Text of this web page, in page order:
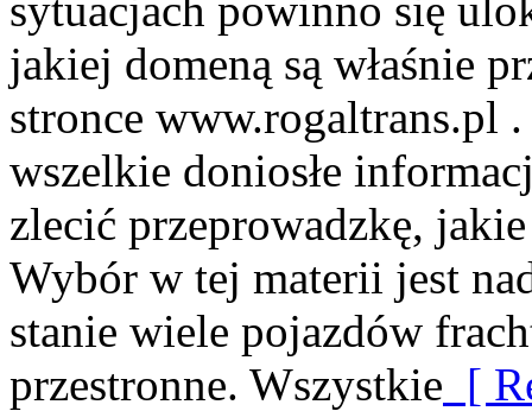
jakiej domeną są właśnie
stronce www.rogaltrans.pl
wszelkie doniosłe
zlecić przeprowadzkę,
Wybór w tej materii jest
stanie wiele pojazdów
przestronne. Wszystkie [